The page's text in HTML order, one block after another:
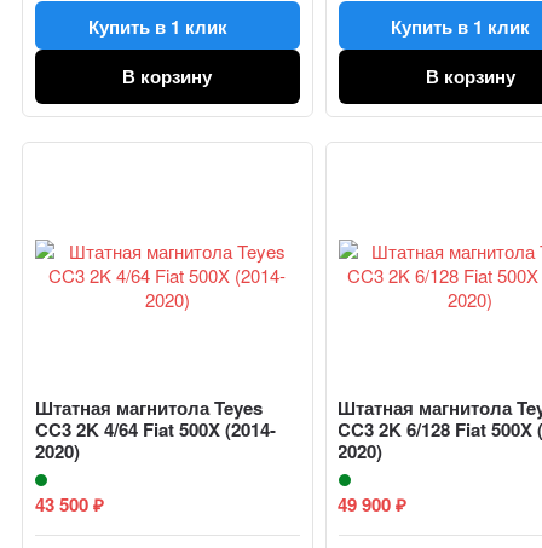
Купить в 1 клик
В корзину
Купить в 1 клик
В корзину
Штатная магнитола Teyes
CC3 2K 4/64 Fiat 500X (2014-
2020)
43 500₽
Штатная магнитола
CC3 2K 6/128 Fiat 500X
2020)
49 900₽